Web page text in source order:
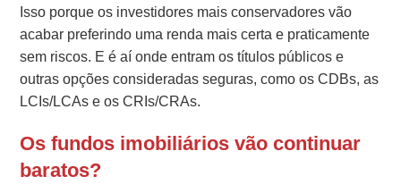
Isso porque os investidores mais conservadores vão
acabar preferindo uma renda mais certa e praticamente
sem riscos. E é aí onde entram os títulos públicos e
outras opções consideradas seguras, como os CDBs, as
LCIs/LCAs e os CRIs/CRAs.
Os fundos imobiliários vão continuar
baratos?